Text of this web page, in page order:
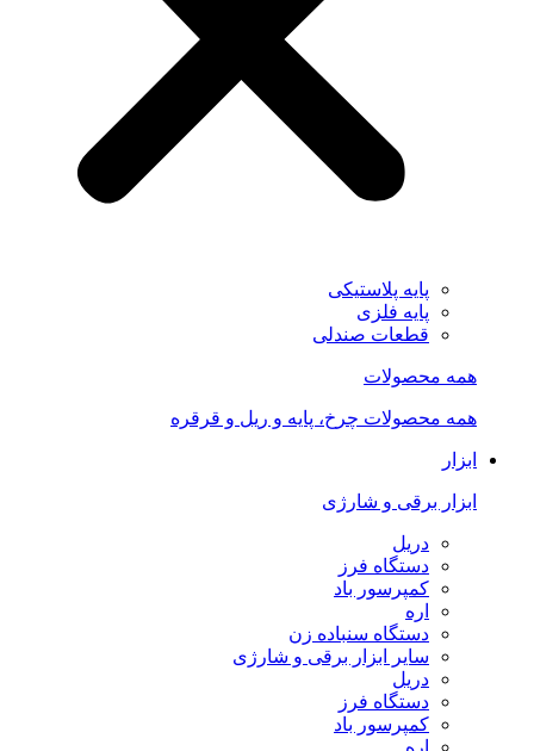
پایه پلاستیکی
پایه فلزی
قطعات صندلی
همه محصولات
همه محصولات چرخ، پایه و ریل و قرقره
ابزار
ابزار برقی و شارژی
دریل
دستگاه فرز
کمپرسور باد
اره
دستگاه سنباده زن
سایر ابزار برقی و شارژی
دریل
دستگاه فرز
کمپرسور باد
اره